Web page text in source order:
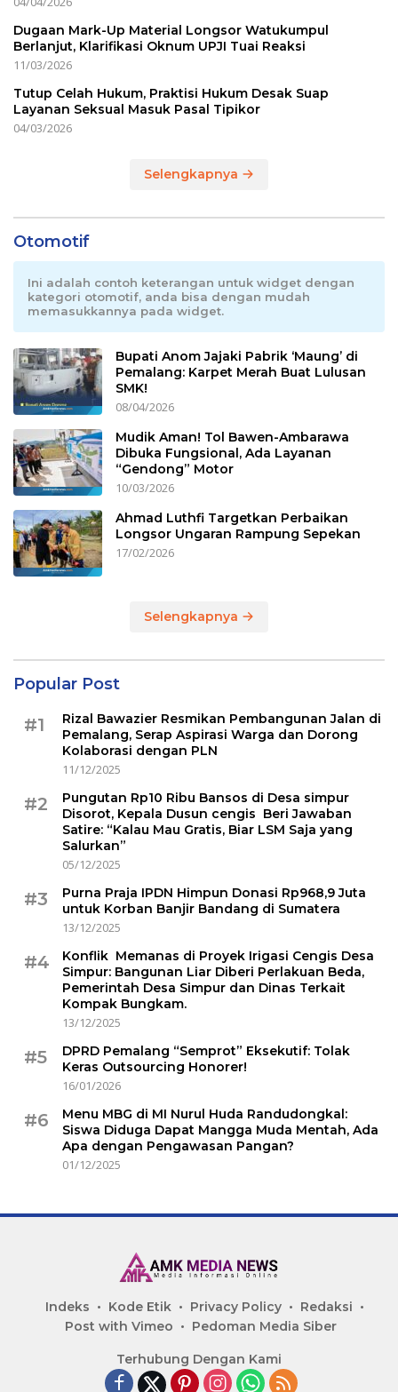
Dugaan Mark-Up Material Longsor Watukumpul
Berlanjut, Klarifikasi Oknum UPJI Tuai Reaksi
11/03/2026
Tutup Celah Hukum, Praktisi Hukum Desak Suap
Layanan Seksual Masuk Pasal Tipikor
04/03/2026
Selengkapnya
Otomotif
Ini adalah contoh keterangan untuk widget dengan
kategori otomotif, anda bisa dengan mudah
memasukkannya pada widget.
Bupati Anom Jajaki Pabrik ‘Maung’ di
Pemalang: Karpet Merah Buat Lulusan
SMK!
08/04/2026
Mudik Aman! Tol Bawen-Ambarawa
Dibuka Fungsional, Ada Layanan
“Gendong” Motor
10/03/2026
Ahmad Luthfi Targetkan Perbaikan
Longsor Ungaran Rampung Sepekan
17/02/2026
Selengkapnya
Popular Post
#1
Rizal Bawazier Resmikan Pembangunan Jalan di
Pemalang, Serap Aspirasi Warga dan Dorong
Kolaborasi dengan PLN
11/12/2025
#2
Pungutan Rp10 Ribu Bansos di Desa simpur
Disorot, Kepala Dusun cengis Beri Jawaban
Satire: “Kalau Mau Gratis, Biar LSM Saja yang
Salurkan”
05/12/2025
#3
Purna Praja IPDN Himpun Donasi Rp968,9 Juta
untuk Korban Banjir Bandang di Sumatera
13/12/2025
#4
Konflik Memanas di Proyek Irigasi Cengis Desa
Simpur: Bangunan Liar Diberi Perlakuan Beda,
Pemerintah Desa Simpur dan Dinas Terkait
Kompak Bungkam.
13/12/2025
#5
DPRD Pemalang “Semprot” Eksekutif: Tolak
Keras Outsourcing Honorer!
16/01/2026
#6
Menu MBG di MI Nurul Huda Randudongkal:
Siswa Diduga Dapat Mangga Muda Mentah, Ada
Apa dengan Pengawasan Pangan?
01/12/2025
Indeks Kode Etik Privacy Policy
Redaksi
Post with Vimeo
Pedoman Media Siber
Terhubung Dengan Kami